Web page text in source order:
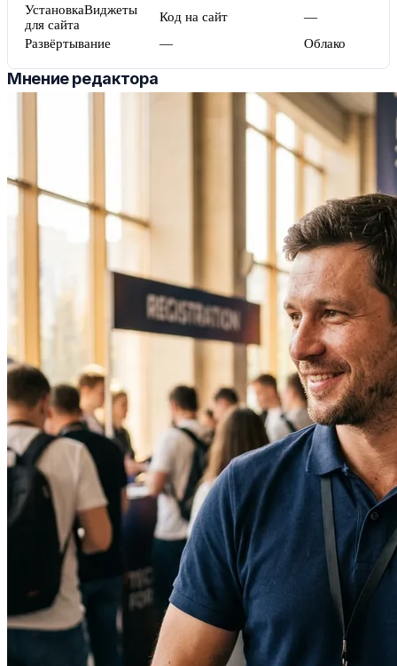
УстановкаВиджеты
для сайта
Код на сайт
—
Развёртывание
— Облако
Мнение редактора